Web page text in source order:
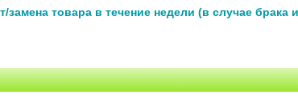
замена товара в течение недели (в случае